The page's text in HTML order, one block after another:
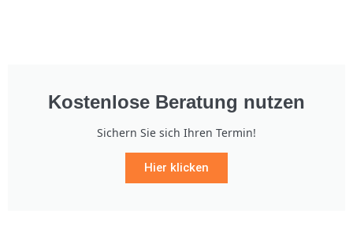
Kostenlose Beratung nutzen
Sichern Sie sich Ihren Termin!
Hier klicken